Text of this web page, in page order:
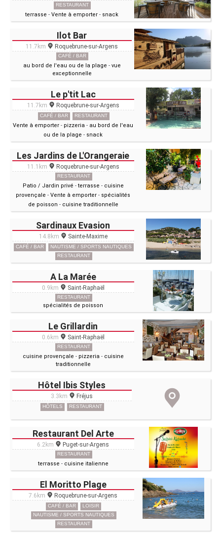
RESTAURANT
terrasse -Vente à emporter - snack
Ilot Bar
11.7km Roquebrune-sur-Argens
CAFÉ / BAR
au bord de l'eau ou de la plage - vue
exceptionnelle
Le p'tit Lac
11.7km Roquebrune-sur-Argens
CAFÉ / BAR RESTAURANT
Vente à emporter - pizzeria - au bord de l'eau
ou de la plage - snack
Les Jardins de L'Orangeraie
11.1km Roquebrune-sur-Argens
RESTAURANT
Patio / Jardin privé - terrasse - cuisine
provençale -Vente à emporter - spécialités
de poisson - cuisine traditionnelle
Sardinaux Evasion
14.8km Sainte-Maxime
CAFÉ / BAR
NAUTISME / SPORTS NAUTIQUES
RESTAURANT
A La Marée
0.9km Saint-Raphaël
RESTAURANT
spécialités de poisson
Le Grillardin
0.6km Saint-Raphaël
RESTAURANT
cuisine provençale - pizzeria - cuisine
traditionnelle
Hôtel Ibis Styles
3.3km Fréjus
HÔTELS RESTAURANT
Restaurant Del Arte
6.2km Puget-sur-Argens
RESTAURANT
terrasse - cuisine italienne
El Moritto Plage
7.6km Roquebrune-sur-Argens
CAFÉ / BAR
LOISIR
NAUTISME / SPORTS NAUTIQUES
RESTAURANT